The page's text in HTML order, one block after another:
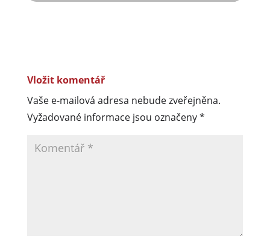
Vložit komentář
Vaše e-mailová adresa nebude zveřejněna.
Vyžadované informace jsou označeny*